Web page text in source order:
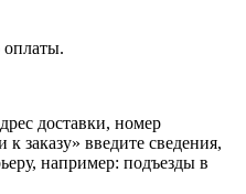
доставки, номер
заказу» введите сведения,
например: подъезды в